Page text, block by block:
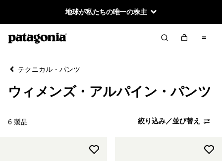
地球が私たちの唯一の株主
絞り込み／並び替え
絞り込み
カテゴリー
アルパイン・パンツ
テクニカル・パンツ
ウィメンズ・アルパイン・パンツ
6 製品 絞り込み／並び替え